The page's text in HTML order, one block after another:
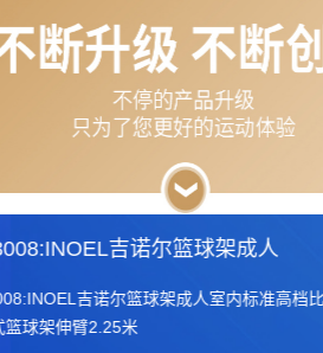
NF-3008:INOEL吉诺尔篮球架
NF-3008:INOEL吉诺尔篮球架成人室
移动式篮球架伸臂2.25米